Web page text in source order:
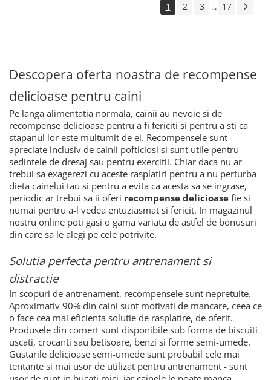
1 2 3 ... 17
Descopera oferta noastra de recompense
delicioase pentru caini
Pe langa alimentatia normala, cainii au nevoie si de
recompense delicioase pentru a fi fericiti si pentru a sti ca
stapanul lor este multumit de ei. Recompensele sunt
apreciate inclusiv de cainii pofticiosi si sunt utile pentru
sedintele de dresaj sau pentru exercitii. Chiar daca nu ar
trebui sa exagerezi cu aceste rasplatiri pentru a nu perturba
dieta cainelui tau si pentru a evita ca acesta sa se ingrase,
periodic ar trebui sa ii oferi recompense delicioase fie si
numai pentru a-l vedea entuziasmat si fericit. In magazinul
nostru online poti gasi o gama variata de astfel de bonusuri
din care sa le alegi pe cele potrivite.
Solutia perfecta pentru antrenament si
distractie
In scopuri de antrenament, recompensele sunt nepretuite.
Aproximativ 90% din caini sunt motivati de mancare, ceea ce
o face cea mai eficienta solutie de rasplatire, de oferit.
Produsele din comert sunt disponibile sub forma de biscuiti
uscati, crocanti sau betisoare, benzi si forme semi-umede.
Gustarile delicioase semi-umede sunt probabil cele mai
tentante si mai usor de utilizat pentru antrenament - sunt